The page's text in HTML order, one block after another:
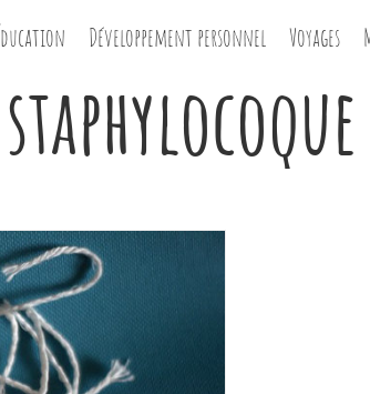
Développement personnel Voyages